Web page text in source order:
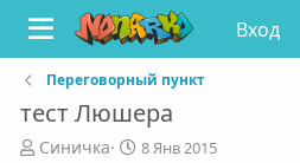
Вход
Переговорный пункт
тест Люшера
А
Синичка
Д
8 Янв 2015